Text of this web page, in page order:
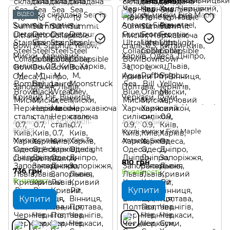
ВІДЕО
Артикул: STS ACK038011-
050901
Миска складана Sea To
Summit Frontier Ultralight
Collapsible Bowl M
736 грн
В наявності
Купити
Артикул: Sierra
Кухлі-миски Fire Maple
Antarcti Sierra
810 грн
В наявності
Купити